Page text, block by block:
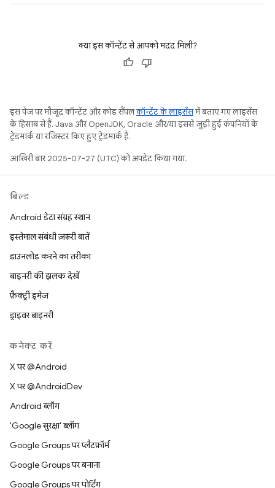
क्या इस कॉन्टेंट से आपको मदद मिली?
इस पेज पर मौजूद कॉन्टेंट और कोड सैंपलकॉन्टेंट के लाइसेंसमें बताए गए लाइसेंस
के हिसाब से हैं. Java और OpenJDK, Oracle और/या इससे जुड़ी हुई कंपनियों के
ट्रेडमार्क या रजिस्टर किए हुए ट्रेडमार्क हैं.
आखिरी बार 2025-07-27 (UTC) को अपडेट किया गया.
बिल्ड
Android डेटा संग्रह स्थान
इस्तेमाल संबंधी ज़रूरी बातें
डाउनलोड करने का तरीका
बाइनरी की झलक देखें
फ़ैक्ट्री इमेज
ड्राइवर बाइनरी
कनेक्ट करें
X पर @Android
X पर @AndroidDev
Android ब्लॉग
'Google सुरक्षा' ब्लॉग
Google Groups पर प्लैटफ़ॉर्म
Google Groups पर बनाना
Google Groups पर पोर्टिंग